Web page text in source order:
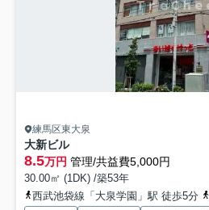
練馬区東大泉
大新ビル
8.5万円 管理/共益費5,000円
30.00㎡ (1DK) /築53年
西武池袋線「大泉学園」駅 徒歩5分